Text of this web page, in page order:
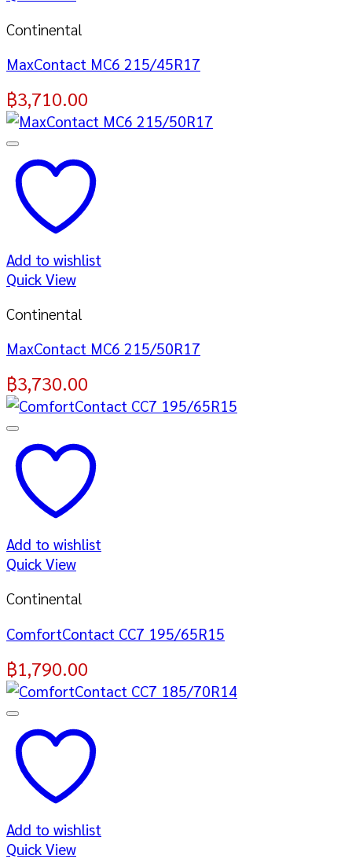
Continental
MaxContact MC6 215/45R17
฿3,710.00
Add to wishlist
Quick View
Continental
MaxContact MC6 215/50R17
฿3,730.00
Add to wishlist
Quick View
Continental
ComfortContact CC7 195/65R15
฿1,790.00
Add to wishlist
Quick View